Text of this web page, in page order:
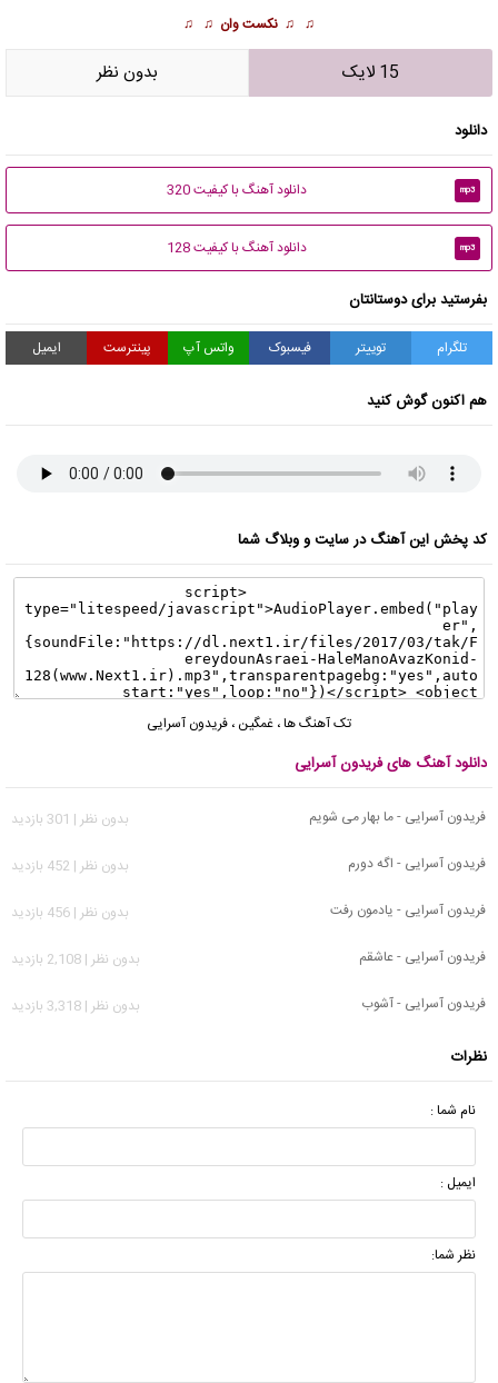
♫ ♫ نکست وان ♫ ♫
15 لایک بدون نظر
دانلود
mp3 دانلود آهنگ با کیفیت 320
mp3 دانلود آهنگ با کیفیت 128
بفرستید برای دوستانتان
تلگرام توییتر فیسبوک واتس آپ پینترست ایمیل
هم اکنون گوش کنید
کد پخش این آهنگ در سایت و وبلاگ شما
تک آهنگ ها، غمگین ، فریدون آسرایی
دانلود آهنگ های فریدون آسرایی
فریدون آسرایی - ما بهار می شویم
بدون نظر | 301 بازدید
فریدون آسرایی - اگه دورم
بدون نظر | 452 بازدید
فریدون آسرایی - یادمون رفت
بدون نظر | 456 بازدید
فریدون آسرایی - عاشقم
بدون نظر | 2,108 بازدید
فریدون آسرایی - آشوب
بدون نظر | 3,318 بازدید
نظرات
نام شما :
ایمیل :
نظر شما: